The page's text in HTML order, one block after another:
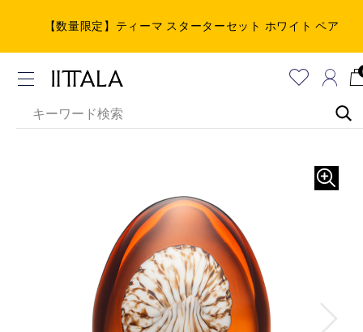
【数量限定】ティーマ スターターセット ホワイト ペア